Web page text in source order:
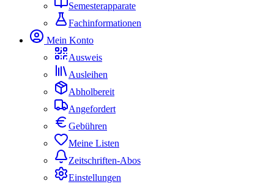
Semesterapparate
Fachinformationen
Mein Konto
Ausweis
Ausleihen
Abholbereit
Angefordert
Gebühren
Meine Listen
Zeitschriften-Abos
Einstellungen